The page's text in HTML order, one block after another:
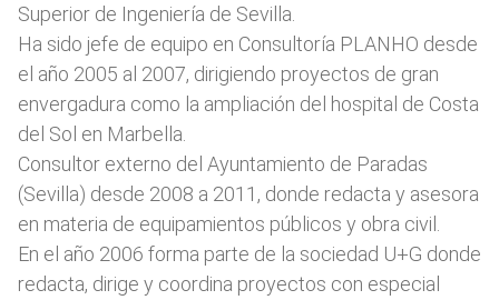
Superior de Ingeniería de Sevilla.
Ha sido jefe de equipo en Consultoría PLANHO desde
el año 2005 al 2007, dirigiendo proyectos de gran
envergadura como la ampliación del hospital de Costa
del Sol en Marbella.
Consultor externo del Ayuntamiento de Paradas
(Sevilla) desde 2008 a 2011, donde redacta y asesora
en materia de equipamientos públicos y obra civil.
En el año 2006 forma parte de la sociedad U+G donde
redacta, dirige y coordina proyectos con especial